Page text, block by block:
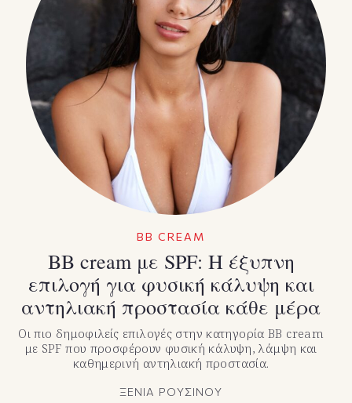
Facebook
TikTok
X(Twitter)
BB CREAM
BB cream με SPF: Η έξυπνη
επιλογή για φυσική κάλυψη και
αντηλιακή προστασία κάθε μέρα
Οι πιο δημοφιλείς επιλογές στην κατηγορία BB cream
με SPF που προσφέρουν φυσική κάλυψη, λάμψη και
καθημερινή αντηλιακή προστασία.
ΞΕΝΙΑ ΡΟΥΣΙΝΟΥ